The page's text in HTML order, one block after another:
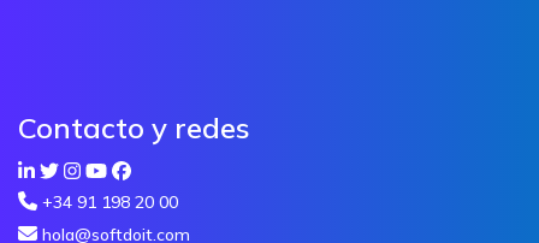
Contacto y redes
+34 91 198 20 00
hola@softdoit.com